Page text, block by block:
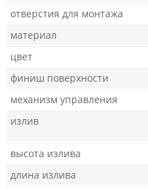
отверстия для монтажа
материал
цвет
финиш поверхности
механизм управления
излив
высота излива
длина излива